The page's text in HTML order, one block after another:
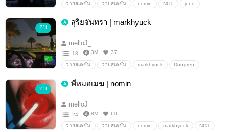
วายสเตชั่น วายสเตชั่น nomin NCT jeno
จบ
สุริยจันทรา | markhyuck
melloJ_
18 3M 37
วายสเตชั่น วายสเตชั่น markhyuck Dongren
จบ
พี่หมอเมฆ | nomin
melloJ_
24 8M 60
วายสเตชั่น วายสเตชั่น nomin markhyuck NCT